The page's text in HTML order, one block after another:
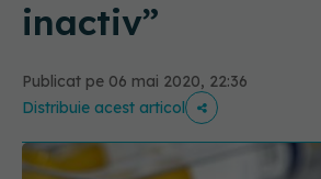
inactiv”
Publicat pe 06 mai 2020, 22:36
Distribuie acest articol